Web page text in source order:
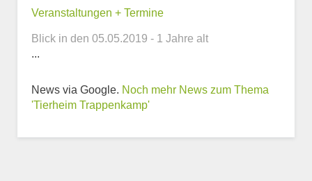
Webseite
Weitere Informationen
Veranstaltungen + Termine
Blick in den 05.05.2019 - 1 Jahre alt
...
News via Google. Noch mehr News zum Thema
'Tierheim Trappenkamp'